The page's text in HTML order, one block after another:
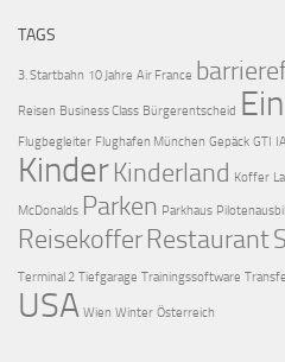
TAGS
3. Startbahn 10 Jahre Air France
Reisen Business Class Bürgerentscheid
Flugbegleiter Flughafen München Gepäck GTI
KinderKinderland Koffer
McDonalds Parken Parkhaus
ReisekofferRestaurant
Terminal 2 Tiefgarage Trainingssoftware
USA Wien Winter Österreich